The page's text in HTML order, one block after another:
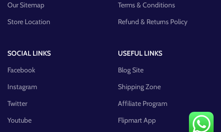
Our Sitemap
Store Location
Terms & Conditions
Refund & Returns Policy
SOCIAL LINKS
Facebook
Instagram
Twitter
Youtube
USEFUL LINKS
Blog Site
Shipping Zone
Affiliate Program
Flipmart App